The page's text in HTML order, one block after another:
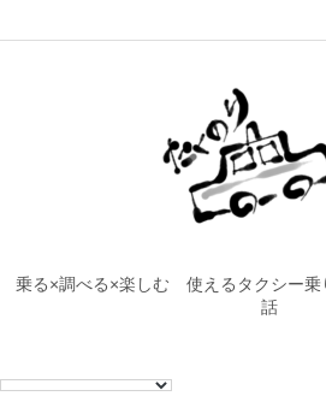
乗る×調べる×楽しむ 使えるタクシー乗
話